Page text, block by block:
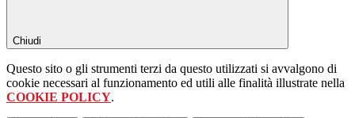
Chiudi
Questo sito o gli strumenti terzi da questo utilizzati si avvalgono di
cookie necessari al funzionamento ed utili alle finalità illustrate nella
COOKIE POLICY.